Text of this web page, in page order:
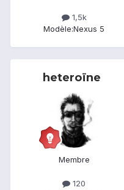
1,5k
Modèle:Nexus 5
heteroïne
Membre
120